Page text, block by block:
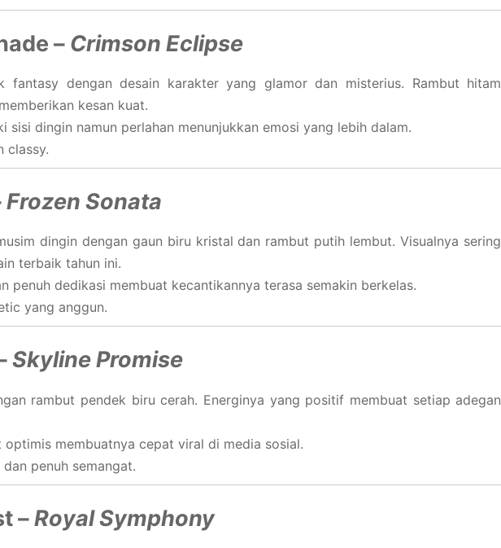
– Crimson Eclipse
fantasy dengan desain karakter yang glamor dan misterius. Rambut hitam
kesan kuat.
sisi dingin namun perlahan menunjukkan emosi yang lebih dalam.
classy.
Frozen Sonata
dingin dengan gaun biru kristal dan rambut putih lembut. Visualnya sering
terbaik tahun ini.
penuh dedikasi membuat kecantikannya terasa semakin berkelas.
yang anggun.
Skyline Promise
rambut pendek biru cerah. Energinya yang positif membuat setiap adegan
membuatnya cepat viral di media sosial.
penuh semangat.
–Royal Symphony